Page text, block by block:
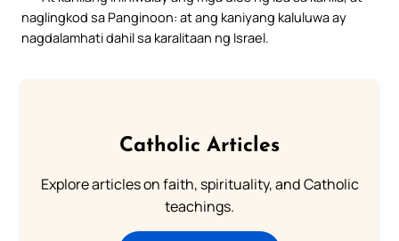
naglingkod sa Panginoon: at ang kaniyang kaluluwa ay
nagdalamhati dahil sa karalitaan ng Israel.
Catholic Articles
Explore articles on faith, spirituality, and Catholic
teachings.